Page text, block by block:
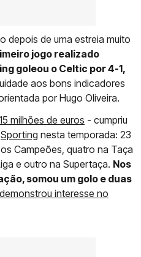
depois de uma estreia muito
jogo realizado
goleou o Celtic por 4-1,
aos bons indicadores
por Hugo Oliveira.
milhões de euros - cumpriu
Sporting nesta temporada: 23
Campeões, quatro na Taça
e outro na Supertaça. Nos
somou um golo e duas
interesse no